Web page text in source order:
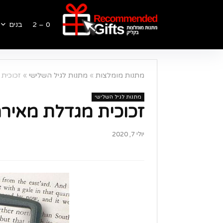
0 – 2 בנים
מתנות מומלצות » מתנות לגיל השלישי »
מתנות לגיל השלישי
זכוכית מגדלת
יולי 7, 2020